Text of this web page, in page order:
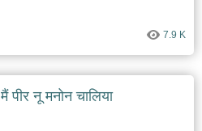
7.9 K
मैं पीर नू मनोन चालिया